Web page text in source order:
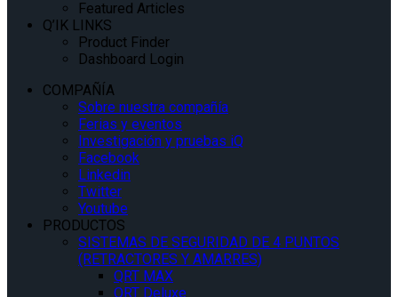
Featured Articles
Q’IK LINKS
Product Finder
Dashboard Login
COMPAÑÍA
Sobre nuestra compañía
Ferias y eventos
Investigación y pruebas iQ
Facebook
Linkedin
Twitter
Youtube
PRODUCTOS
SISTEMAS DE SEGURIDAD DE 4 PUNTOS
(RETRACTORES Y AMARRES)
QRT MAX
QRT Deluxe